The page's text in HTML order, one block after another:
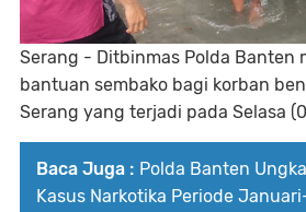
Serang - Ditbinmas Polda Banten
bantuan sembako bagi korban
Serang yang terjadi pada Selasa
Baca Juga : Polda Banten
Kasus Narkotika Periode